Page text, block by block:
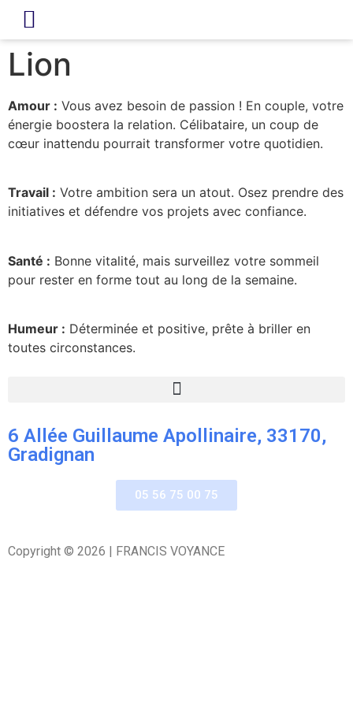
Lion
Amour : Vous avez besoin de passion ! En couple, votre
énergie boostera la relation. Célibataire, un coup de
cœur inattendu pourrait transformer votre quotidien.
Travail : Votre ambition sera un atout. Osez prendre des
initiatives et défendre vos projets avec confiance.
Santé : Bonne vitalité, mais surveillez votre sommeil
pour rester en forme tout au long de la semaine.
Humeur : Déterminée et positive, prête à briller en
toutes circonstances.
6 Allée Guillaume Apollinaire, 33170,
Gradignan
05 56 75 00 75
Copyright © 2026 | FRANCIS VOYANCE